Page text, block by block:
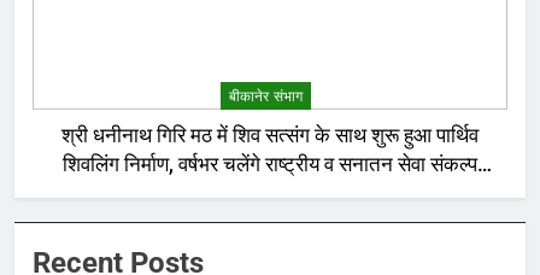
बीकानेर संभाग
श्री धनीनाथ गिरि मठ में शिव सत्संग के साथ शुरू हुआ पार्थिव
शिवलिंग निर्माण, वर्षभर चलेंगे राष्ट्रीय व सनातन सेवा संकल्प
अनुष्ठान
Recent Posts